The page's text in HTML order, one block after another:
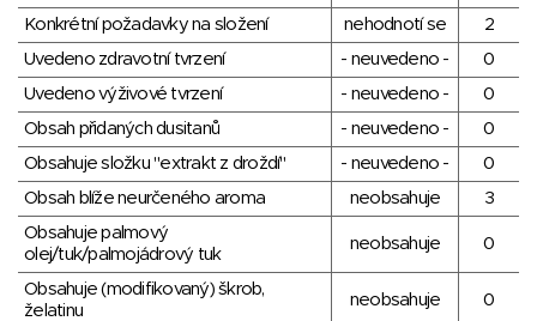
Konkrétní požadavky na složení
nehodnotí se
2
Uvedeno zdravotní tvrzení
- neuvedeno -
0
Uvedeno výživové tvrzení
- neuvedeno -
0
Obsah přidaných dusitanů
- neuvedeno -
0
Obsahuje složku "extrakt z droždí"
- neuvedeno -
0
Obsah blíže neurčeného aroma
neobsahuje
3
Obsahuje palmový
olej/tuk/palmojádrový tuk
neobsahuje 0
Obsahuje (modifikovaný) škrob,
želatinu
neobsahuje 0